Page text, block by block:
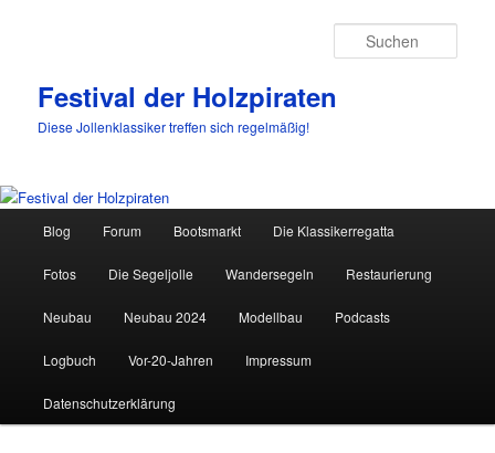
Festival der Holzpiraten
Diese Jollenklassiker treffen sich regelmäßig!
Zum
primären
Inhalt
springen
Blog Forum Bootsmarkt Die Klassikerregatta
Fotos Die Segeljolle Wandersegeln Restaurierung
Neubau Neubau 2024 Modellbau Podcasts
Logbuch Vor-20-Jahren Impressum
Datenschutzerklärung